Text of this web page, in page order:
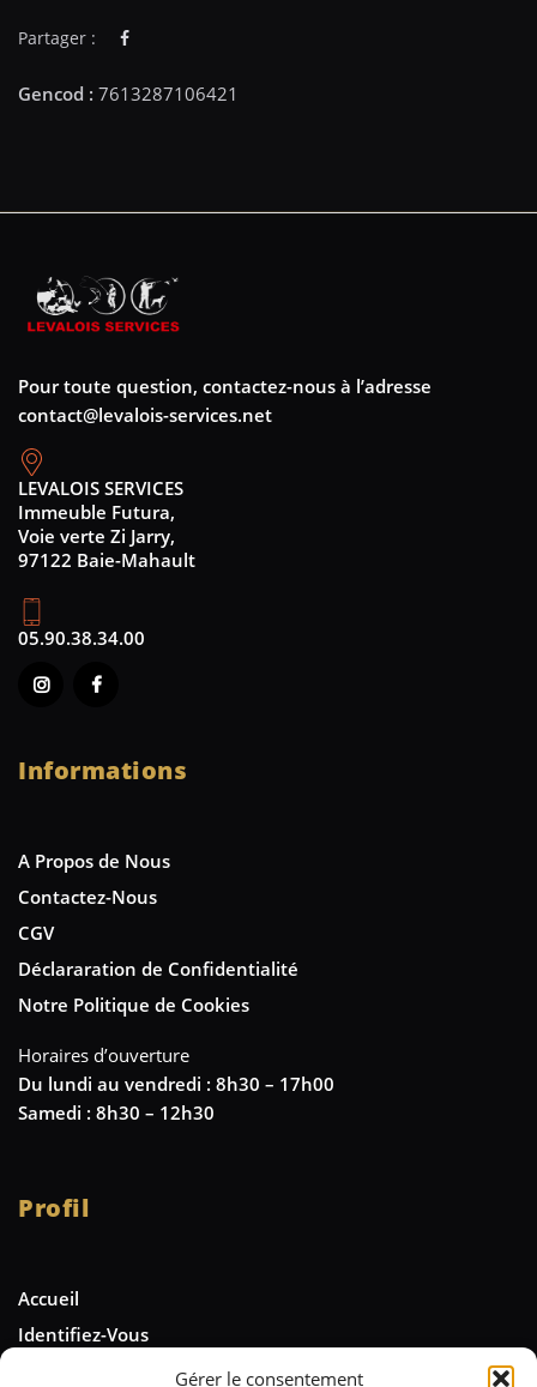
Gérer le consentement
Partager :
Pour toute question, contactez-nous à l’adresse
contact@levalois-services.net
LEVALOIS SERVICES
Immeuble Futura,
Voie verte Zi Jarry,
97122 Baie-Mahault
05.90.38.34.00
Informations
A Propos de Nous
Contactez-Nous
CGV
Déclararation de Confidentialité
Notre Politique de Cookies
Horaires d’ouverture
Du lundi au vendredi : 8h30 – 17h00
Samedi : 8h30 – 12h30
Profil
Accueil
Identifiez-Vous